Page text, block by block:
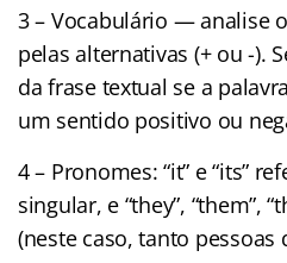
3 – Vocabulário — analise
pelas alternativas (+ ou -).
da frase textual se a
um sentido positivo ou
4 – Pronomes: “it” e “its”
singular, e “they”, “them”,
(neste caso, tanto pessoas